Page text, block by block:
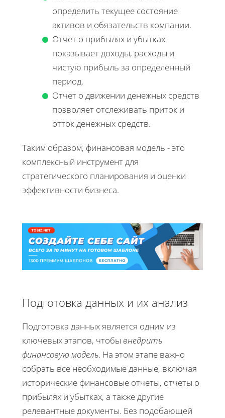
определить текущее состояние
активов и обязательств компании.
Отчет о прибылях и убытках
показывает доходы, расходы и
чистую прибыль за определенный
период.
Отчет о движении денежных средств
позволяет отслеживать приток и
отток денежных средств.
Таким образом, финансовая модель - это
комплексный инструмент для
стратегического планирования и оценки
эффективности бизнеса.
Подготовка данных и их анализ
Подготовка данных является одним из
ключевых этапов, чтобы внедрить
финансовую модель. На этом этапе важно
собрать все необходимые данные, включая
исторические финансовые отчеты, отчеты о
прибылях и убытках, а также другие
релевантные документы. Без подобающей